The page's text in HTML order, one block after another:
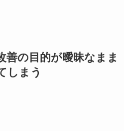
善の目的が曖昧なまま
しまう